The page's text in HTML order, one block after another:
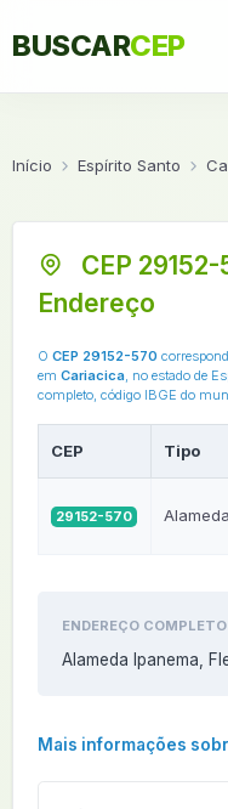
BUSCARCEP
Início Espírito Santo
CEP
Endereço
O CEP 29152-570
em Cariacica, no estado de
completo, código IBGE do
CEP Tipo
29152-570 Alameda
ENDEREÇO COMPLETO
Alameda Ipanema,
Mais informações